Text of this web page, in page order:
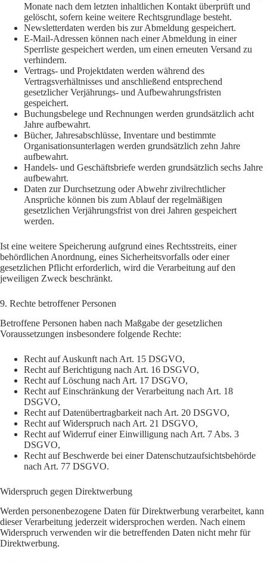
Monate nach dem letzten inhaltlichen Kontakt überprüft und
gelöscht, sofern keine weitere Rechtsgrundlage besteht.
Newsletterdaten werden bis zur Abmeldung gespeichert.
E-Mail-Adressen können nach einer Abmeldung in einer
Sperrliste gespeichert werden, um einen erneuten Versand zu
verhindern.
Vertrags- und Projektdaten werden während des
Vertragsverhältnisses und anschließend entsprechend
gesetzlicher Verjährungs- und Aufbewahrungsfristen
gespeichert.
Buchungsbelege und Rechnungen werden grundsätzlich acht
Jahre aufbewahrt.
Bücher, Jahresabschlüsse, Inventare und bestimmte
Organisationsunterlagen werden grundsätzlich zehn Jahre
aufbewahrt.
Handels- und Geschäftsbriefe werden grundsätzlich sechs Jahre
aufbewahrt.
Daten zur Durchsetzung oder Abwehr zivilrechtlicher
Ansprüche können bis zum Ablauf der regelmäßigen
gesetzlichen Verjährungsfrist von drei Jahren gespeichert
werden.
Ist eine weitere Speicherung aufgrund eines Rechtsstreits, einer
behördlichen Anordnung, eines Sicherheitsvorfalls oder einer
gesetzlichen Pflicht erforderlich, wird die Verarbeitung auf den
jeweiligen Zweck beschränkt.
9. Rechte betroffener Personen
Betroffene Personen haben nach Maßgabe der gesetzlichen
Voraussetzungen insbesondere folgende Rechte:
Recht auf Auskunft nach Art. 15 DSGVO,
Recht auf Berichtigung nach Art. 16 DSGVO,
Recht auf Löschung nach Art. 17 DSGVO,
Recht auf Einschränkung der Verarbeitung nach Art. 18
DSGVO,
Recht auf Datenübertragbarkeit nach Art. 20 DSGVO,
Recht auf Widerspruch nach Art. 21 DSGVO,
Recht auf Widerruf einer Einwilligung nach Art. 7 Abs. 3
DSGVO,
Recht auf Beschwerde bei einer Datenschutzaufsichtsbehörde
nach Art. 77 DSGVO.
Widerspruch gegen Direktwerbung
Werden personenbezogene Daten für Direktwerbung verarbeitet, kann
dieser Verarbeitung jederzeit widersprochen werden. Nach einem
Widerspruch verwenden wir die betreffenden Daten nicht mehr für
Direktwerbung.